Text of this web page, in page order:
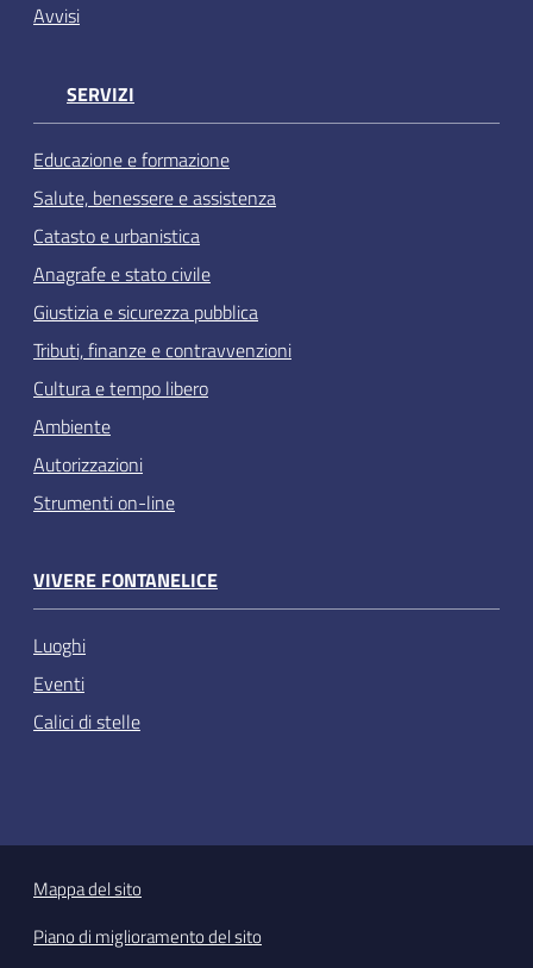
Avvisi
SERVIZI
Educazione e formazione
Salute, benessere e assistenza
Catasto e urbanistica
Anagrafe e stato civile
Giustizia e sicurezza pubblica
Tributi, finanze e contravvenzioni
Cultura e tempo libero
Ambiente
Autorizzazioni
Strumenti on-line
VIVERE FONTANELICE
Luoghi
Eventi
Calici di stelle
Mappa del sito
Piano di miglioramento del sito